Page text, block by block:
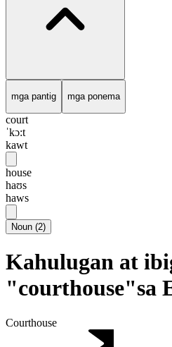
mga pantig mga ponema
court
ˈkɔ:t
kawt
house
haʊs
haws
Noun (2)
Kahulugan at
"courthouse"sa
Courthouse